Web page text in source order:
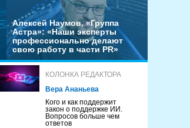
Алексей Наумов, «Группа
Астра»: «Наши эксперты
профессионально делают
свою работу в части PR»
КОЛОНКА РЕДАКТОРА
Вера Ананьева
Кого и как поддержит
закон о поддержке ИИ.
Вопросов больше чем
ответов